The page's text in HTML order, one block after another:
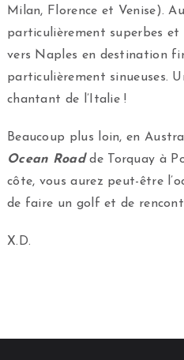
Milan, Florence et Venise).
particulièrement superbes
vers Naples en destination
particulièrement sinueuses.
chantant de l’Italie !
Beaucoup plus loin, en
Ocean Roadde Torquay à
côte, vous aurez peut-être
de faire un golf et de
X.D.